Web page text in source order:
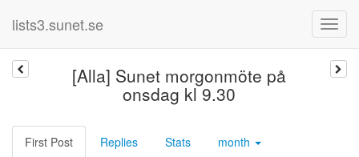
lists3.sunet.se
[Alla] Sunet morgonmöte på
onsdag kl 9.30
First Post Replies Stats month